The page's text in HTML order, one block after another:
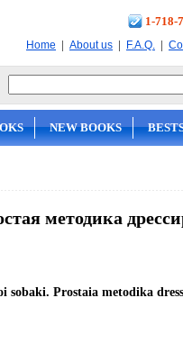
1-718-
Home | About us | F.A.Q. |
NEW BOOKS
методика
sobaki. Prostaia metodika